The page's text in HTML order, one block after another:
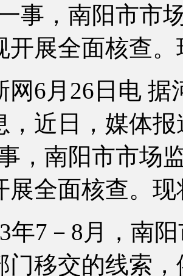
事，南阳市市
开展全面核查
月26日电 据
，近日，媒体
，南阳市市场
展全面核查。
7－8月，南阳
门移交的线索